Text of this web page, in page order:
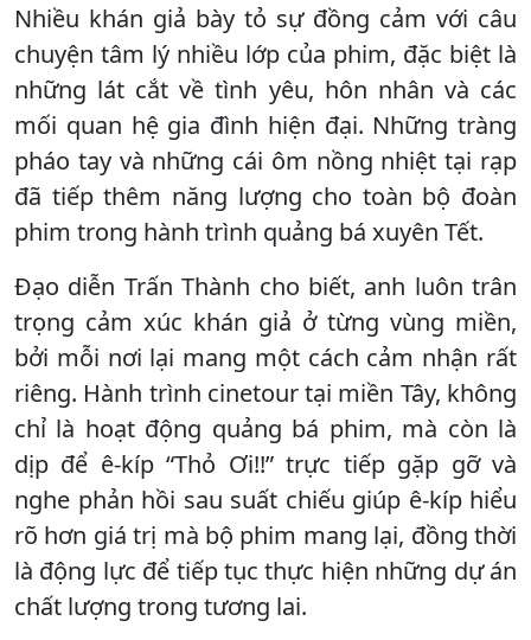
Nhiều khán giả bày tỏ sự đồng cảm với câu
chuyện tâm lý nhiều lớp của phim, đặc biệt là
những lát cắt về tình yêu, hôn nhân và các
mối quan hệ gia đình hiện đại. Những tràng
pháo tay và những cái ôm nồng nhiệt tại rạp
đã tiếp thêm năng lượng cho toàn bộ đoàn
phim trong hành trình quảng bá xuyên Tết.
Đạo diễn Trấn Thành cho biết, anh luôn trân
trọng cảm xúc khán giả ở từng vùng miền,
bởi mỗi nơi lại mang một cách cảm nhận rất
riêng. Hành trình cinetour tại miền Tây, không
chỉ là hoạt động quảng bá phim, mà còn là
dịp để ê-kíp “Thỏ Ơi!!” trực tiếp gặp gỡ và
nghe phản hồi sau suất chiếu giúp ê-kíp hiểu
rõ hơn giá trị mà bộ phim mang lại, đồng thời
là động lực để tiếp tục thực hiện những dự án
chất lượng trong tương lai.